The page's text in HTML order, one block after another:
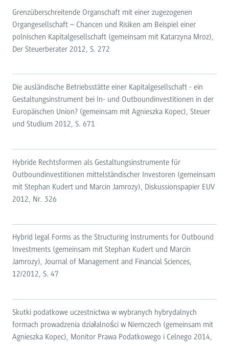
Grenzüberschreitende Organschaft mit einer zugezogenen
Organgesellschaft – Chancen und Risiken am Beispiel einer
polnischen Kapitalgesellschaft (gemeinsam mit Katarzyna Mroz),
Der Steuerberater 2012, S. 272
Die ausländische Betriebsstätte einer Kapitalgesellschaft - ein
Gestaltungsinstrument bei In- und Outboundinvestitionen in der
Europäischen Union? (gemeinsam mit Agnieszka Kopec), Steuer
und Studium 2012, S. 671
Hybride Rechtsformen als Gestaltungsinstrumente für
Outboundinvestitionen mittelständischer Investoren (gemeinsam
mit Stephan Kudert und Marcin Jamrozy), Diskussionspapier EUV
2012, Nr. 326
Hybrid legal Forms as the Structuring Instruments for Outbound
Investments (gemeinsam mit Stephan Kudert und Marcin
Jamrozy), Journal of Management and Financial Sciences,
12/2012, S. 47
Skutki podatkowe uczestnictwa w wybranych hybrydalnych
formach prowadzenia działalności w Niemczech (gemeinsam mit
Agnieszka Kopec), Monitor Prawa Podatkowego i Celnego 2014,